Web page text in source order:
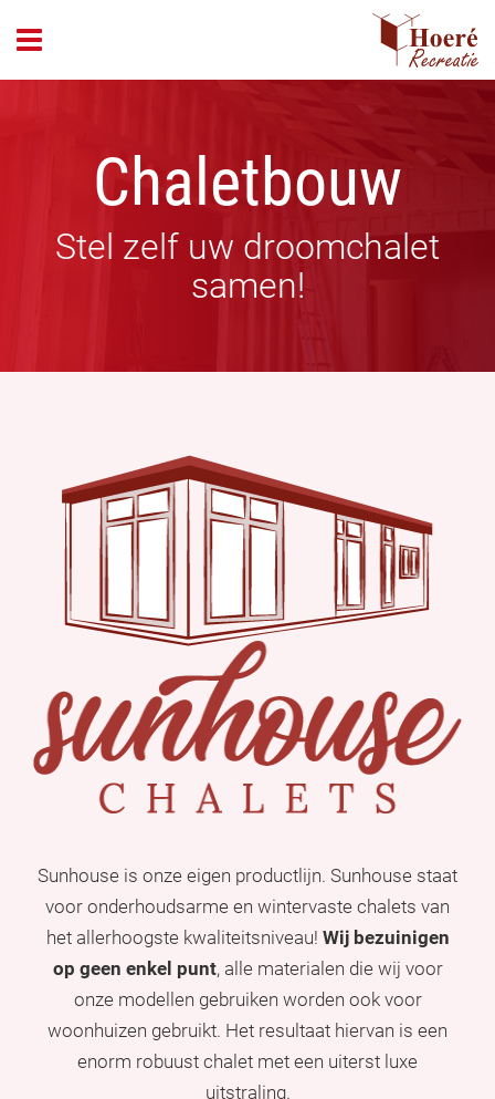
Chaletbouw
Stel zelf uw droomchalet
samen!
Sunhouse is onze eigen productlijn. Sunhouse staat
voor onderhoudsarme en wintervaste chalets van
het allerhoogste kwaliteitsniveau! Wij bezuinigen
op geen enkel punt, alle materialen die wij voor
onze modellen gebruiken worden ook voor
woonhuizen gebruikt. Het resultaat hiervan is een
enorm robuust chalet met een uiterst luxe
uitstraling.
header_open_menu